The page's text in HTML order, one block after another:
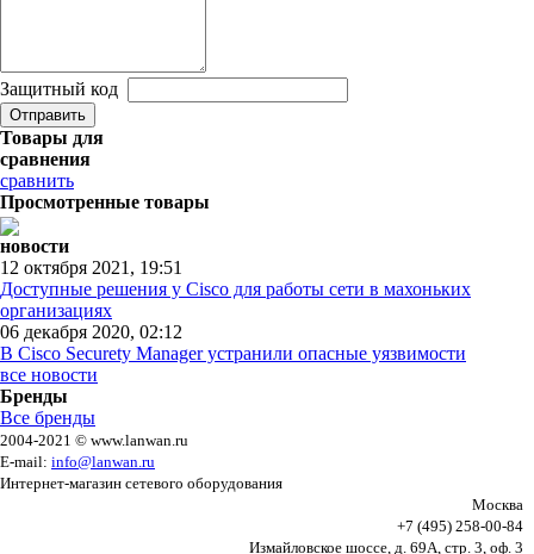
Защитный код
Товары для
сравнения
сравнить
Просмотренные товары
новости
12 октября 2021, 19:51
Доступные решения у Cisco для работы сети в махоньких
организациях
06 декабря 2020, 02:12
В Cisco Securety Manager устранили опасные уязвимости
все новости
Бренды
Все бренды
2004-2021 © www.lanwan.ru
E-mail: info@lanwan.ru
Интернет-магазин сетевого оборудования
Москва
+7 (495) 258-00-84
Измайловское шоссе, д. 69А, стр. 3, оф. 3